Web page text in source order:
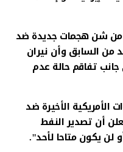
من شن هجمات جديدة ضد
من السابق وأن نيران
تفاقم حالة عدم
الأمريكية الأخيرة ضد
نعلن أن تصدير النفط
لن يكون متاحا لأحد".